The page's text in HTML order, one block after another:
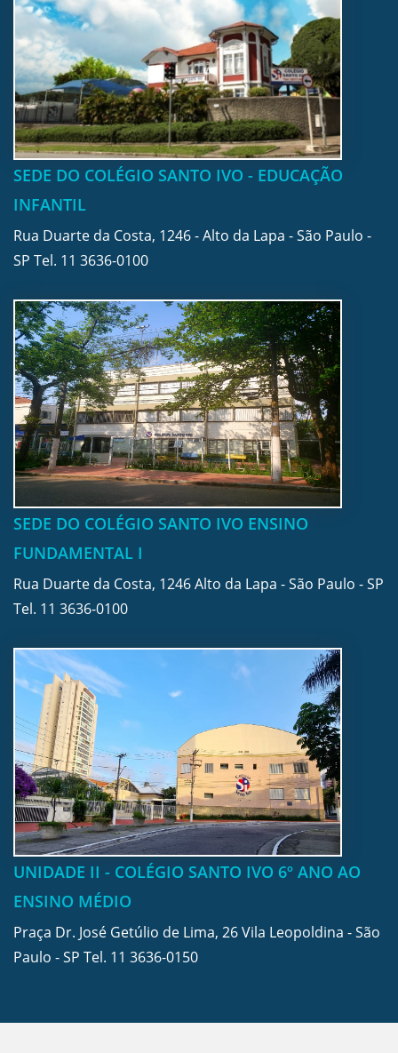
SEDE DO COLÉGIO SANTO IVO - EDUCAÇÃO
INFANTIL
Rua Duarte da Costa, 1246 - Alto da Lapa - São Paulo -
SP Tel. 11 3636-0100
SEDE DO COLÉGIO SANTO IVO ENSINO
FUNDAMENTAL I
Rua Duarte da Costa, 1246 Alto da Lapa - São Paulo - SP
Tel. 11 3636-0100
UNIDADE II - COLÉGIO SANTO IVO 6º ANO AO
ENSINO MÉDIO
Praça Dr. José Getúlio de Lima, 26 Vila Leopoldina - São
Paulo - SP Tel. 11 3636-0150